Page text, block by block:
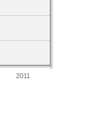
2011